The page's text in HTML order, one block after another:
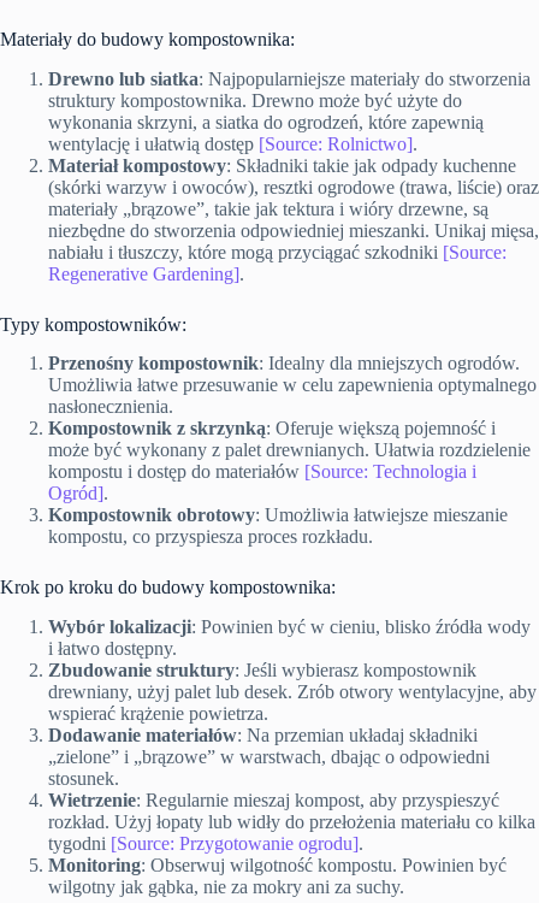
Materiały do budowy kompostownika:
Drewno lub siatka: Najpopularniejsze materiały do stworzenia
struktury kompostownika. Drewno może być użyte do
wykonania skrzyni, a siatka do ogrodzeń, które zapewnią
wentylację i ułatwią dostęp [Source: Rolnictwo].
Materiał kompostowy: Składniki takie jak odpady kuchenne
(skórki warzyw i owoców), resztki ogrodowe (trawa, liście) oraz
materiały „brązowe”, takie jak tektura i wióry drzewne, są
niezbędne do stworzenia odpowiedniej mieszanki. Unikaj mięsa,
nabiału i tłuszczy, które mogą przyciągać szkodniki [Source:
Regenerative Gardening].
Typy kompostowników:
Przenośny kompostownik: Idealny dla mniejszych ogrodów.
Umożliwia łatwe przesuwanie w celu zapewnienia optymalnego
nasłonecznienia.
Kompostownik z skrzynką: Oferuje większą pojemność i
może być wykonany z palet drewnianych. Ułatwia rozdzielenie
kompostu i dostęp do materiałów [Source: Technologia i
Ogród].
Kompostownik obrotowy: Umożliwia łatwiejsze mieszanie
kompostu, co przyspiesza proces rozkładu.
Krok po kroku do budowy kompostownika:
Wybór lokalizacji: Powinien być w cieniu, blisko źródła wody
i łatwo dostępny.
Zbudowanie struktury: Jeśli wybierasz kompostownik
drewniany, użyj palet lub desek. Zrób otwory wentylacyjne, aby
wspierać krążenie powietrza.
Dodawanie materiałów: Na przemian układaj składniki
„zielone” i „brązowe” w warstwach, dbając o odpowiedni
stosunek.
Wietrzenie: Regularnie mieszaj kompost, aby przyspieszyć
rozkład. Użyj łopaty lub widły do przełożenia materiału co kilka
tygodni [Source: Przygotowanie ogrodu].
Monitoring: Obserwuj wilgotność kompostu. Powinien być
wilgotny jak gąbka, nie za mokry ani za suchy.